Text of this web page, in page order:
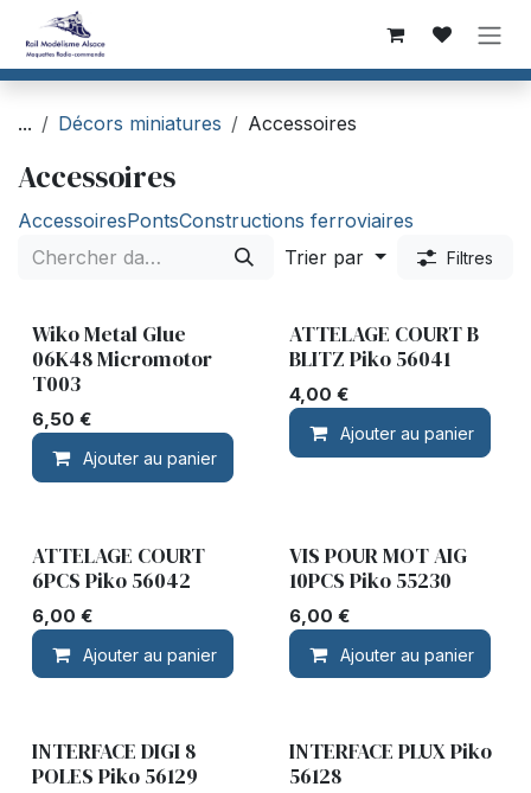
Se rendre au contenu
... Décors miniatures Accessoires
Accessoires
AccessoiresPontsConstructions ferroviaires
Trier par
Filtres
Wiko Metal Glue
06K48 Micromotor
T003
6,50 €
Ajouter au panier
ATTELAGE COURT B
BLITZ Piko 56041
4,00 €
Ajouter au panier
ATTELAGE COURT
6PCS Piko 56042
6,00 €
Ajouter au panier
VIS POUR MOT AIG
10PCS Piko 55230
6,00 €
Ajouter au panier
INTERFACE DIGI 8
POLES Piko 56129
INTERFACE PLUX Piko
56128